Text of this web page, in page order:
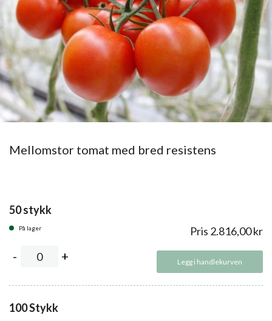
Mellomstor tomat med bred resistens
50 stykk
På lager Pris 2.816,00kr
Legg i handlekurven
100 Stykk